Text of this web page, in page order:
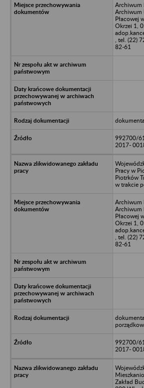
Archiwum
Archiwum
Płacowej
Okrzei 1,
, tel. (22)
82-61
992700/
2017-
Pracy w
Piotrków
w trakcie
Archiwum
Archiwum
Płacowej
Okrzei 1,
, tel. (22)
82-61
992700/
2017-
Zakład